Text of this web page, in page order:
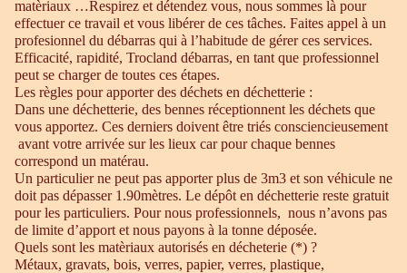
matèriaux …Respirez et détendez vous, nous sommes là pour
effectuer ce travail et vous libérer de ces tâches. Faites appel à un
profesionnel du débarras qui à l’habitude de gérer ces services.
Efficacité, rapidité, Trocland débarras, en tant que professionnel
peut se charger de toutes ces étapes.
Les règles pour apporter des déchets en déchetterie :
Dans une déchetterie, des bennes réceptionnent les déchets que
vous apportez. Ces derniers doivent être triés consciencieusement
avant votre arrivée sur les lieux car pour chaque bennes
correspond un matérau.
Un particulier ne peut pas apporter plus de 3m3 et son véhicule ne
doit pas dépasser 1.90mètres. Le dépôt en déchetterie reste gratuit
pour les particuliers. Pour nous professionnels, nous n’avons pas
de limite d’apport et nous payons à la tonne déposée.
Quels sont les matèriaux autorisés en décheterie (*) ?
Métaux, gravats, bois, verres, papier, verres, plastique,